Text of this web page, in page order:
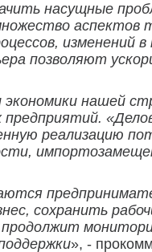
насущные
аспектов
изменений
позволяют
нашей
реализацию
сохранить
», -